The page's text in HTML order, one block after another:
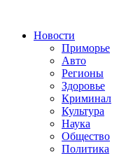
Новости
Приморье
Авто
Регионы
Здоровье
Криминал
Культура
Наука
Общество
Политика